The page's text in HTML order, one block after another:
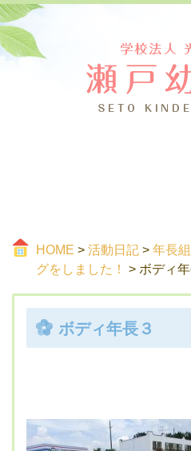
HOME > 活動日記 > 年長
グをしました！
> ボディ
ボディ年長３